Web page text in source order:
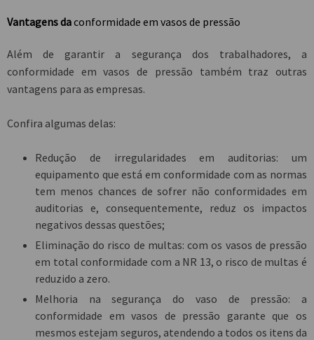
Vantagens daconformidade em vasos de pressão
Além de garantir a segurança dos trabalhadores, a
conformidade em vasos de pressão também traz outras
vantagens para as empresas.
Confira algumas delas:
Redução de irregularidades em auditorias: um
equipamento que está em conformidade com as normas
tem menos chances de sofrer não conformidades em
auditorias e, consequentemente, reduz os impactos
negativos dessas questões;
Eliminação do risco de multas: com os vasos de pressão
em total conformidade com a NR 13, o risco de multas é
reduzido a zero.
Melhoria na segurança do vaso de pressão: a
conformidade em vasos de pressão garante que os
mesmos estejam seguros, atendendo a todos os itens da